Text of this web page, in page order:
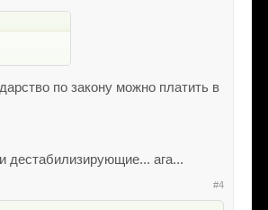
по закону можно платить в
дестабилизирующие... ага...
#4